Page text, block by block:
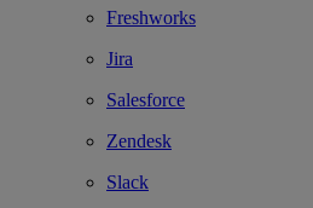
Freshworks
Jira
Salesforce
Zendesk
Slack